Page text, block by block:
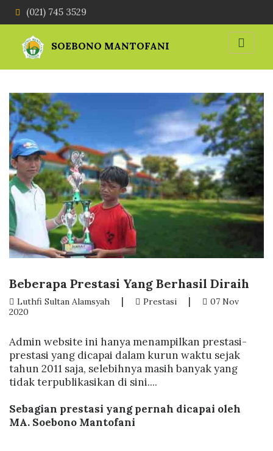
(021) 745 3529
SOEBONO MANTOFANI
Beberapa Prestasi Yang Berhasil Diraih
Luthfi Sultan Alamsyah | Prestasi |
07 Nov
2020
Admin website ini hanya menampilkan prestasi-
prestasi yang dicapai dalam kurun waktu sejak
tahun 2011 saja, selebihnya masih banyak yang
tidak terpublikasikan di sini....
Sebagian prestasi yang pernah dicapai oleh
MA. Soebono Mantofani